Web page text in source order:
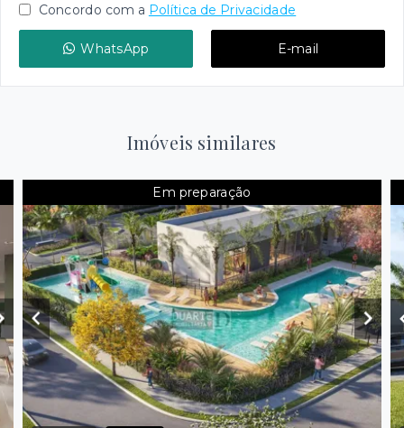
Concordo com a Política de Privacidade
WhatsApp E-mail
Imóveis similares
Em preparação